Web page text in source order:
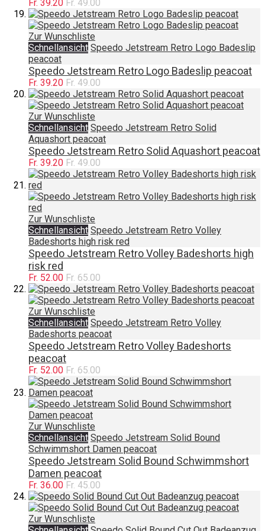
Fr. 39.20 Fr. 49.00
Zur Wunschliste
Schnellansicht Speedo Jetstream Retro Logo Badeslip
peacoat
Speedo Jetstream Retro Logo Badeslip peacoat
Fr. 39.20 Fr. 49.00
Zur Wunschliste
Schnellansicht Speedo Jetstream Retro Solid
Aquashort peacoat
Speedo Jetstream Retro Solid Aquashort peacoat
Fr. 39.20 Fr. 49.00
Zur Wunschliste
Schnellansicht Speedo Jetstream Retro Volley
Badeshorts high risk red
Speedo Jetstream Retro Volley Badeshorts high
risk red
Fr. 52.00 Fr. 65.00
Zur Wunschliste
Schnellansicht Speedo Jetstream Retro Volley
Badeshorts peacoat
Speedo Jetstream Retro Volley Badeshorts
peacoat
Fr. 52.00 Fr. 65.00
Zur Wunschliste
Schnellansicht Speedo Jetstream Solid Bound
Schwimmshort Damen peacoat
Speedo Jetstream Solid Bound Schwimmshort
Damen peacoat
Fr. 36.00 Fr. 45.00
Zur Wunschliste